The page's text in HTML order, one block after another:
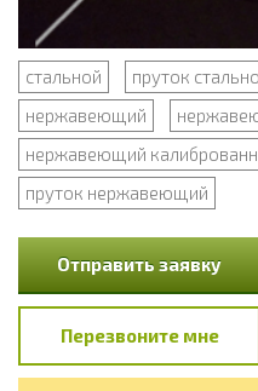
стальной пруток
нержавеющий
нержавеющий
пруток нержавеющий
Отправить заявку
Перезвоните мне